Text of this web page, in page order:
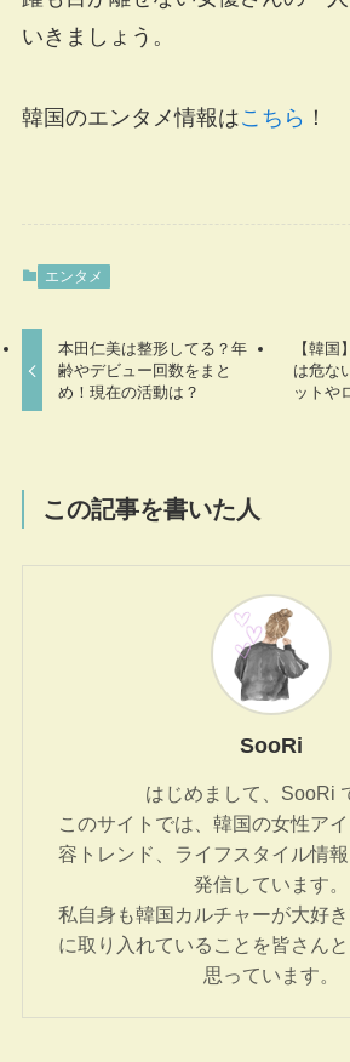
いきましょう。
韓国のエンタメ情報はこちら ！
エンタメ
本田仁美は整形してる？年
齢やデビュー回数をまと
め！現在の活動は？
【韓国
は危な
ットや
この記事を書いた人
SooRi
はじめまして、SooRi
このサイトでは、韓国の女性ア
容トレンド、ライフスタイル情
発信しています。
私自身も韓国カルチャーが大好
に取り入れていることを皆さん
思っています。